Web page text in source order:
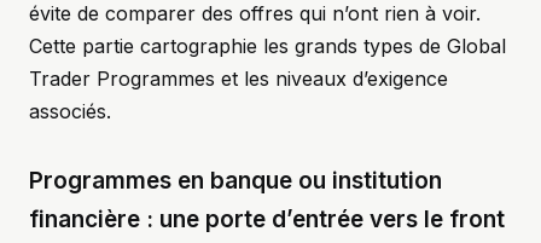
évite de comparer des offres qui n’ont rien à voir.
Cette partie cartographie les grands types de Global
Trader Programmes et les niveaux d’exigence
associés.
Programmes en banque ou institution
financière : une porte d’entrée vers le front